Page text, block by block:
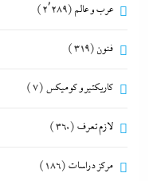
عرب و عالم (2٬289)
فنون (319)
كاريكتير و كوميكس (7)
لازم تعرف (360)
مركز دراسات (186)